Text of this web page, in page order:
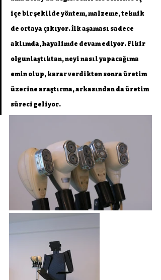
içe bir şekilde yöntem, malzeme, teknik
de ortaya çıkıyor. İlk aşaması sadece
aklımda, hayalimde devam ediyor. Fikir
olgunlaştıktan, neyi nasıl yapacağıma
emin olup, karar verdikten sonra üretim
üzerine araştırma, arkasından da üretim
süreci geliyor.